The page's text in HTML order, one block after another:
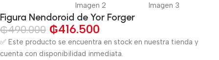
Figura Nendoroid de Yor Forger
₲490.000 ₲416.500
✅ Este producto se encuentra en stock en nuestra tienda y
cuenta con disponibilidad inmediata.